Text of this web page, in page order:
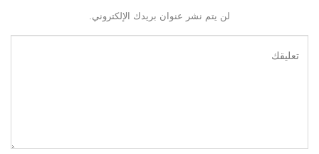
لن يتم نشر عنوان بريدك الإلكتروني.